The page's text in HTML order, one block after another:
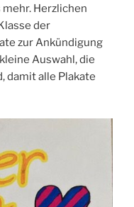
Herzlichen
der
zur Ankündigung
Auswahl, die
damit alle Plakate